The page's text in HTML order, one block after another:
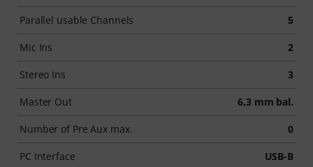
Parallel usable Channels 5
Mic Ins 2
Stereo Ins 3
Master Out 6,3 mm bal.
Number of Pre Aux max. 0
PC Interface USB-B